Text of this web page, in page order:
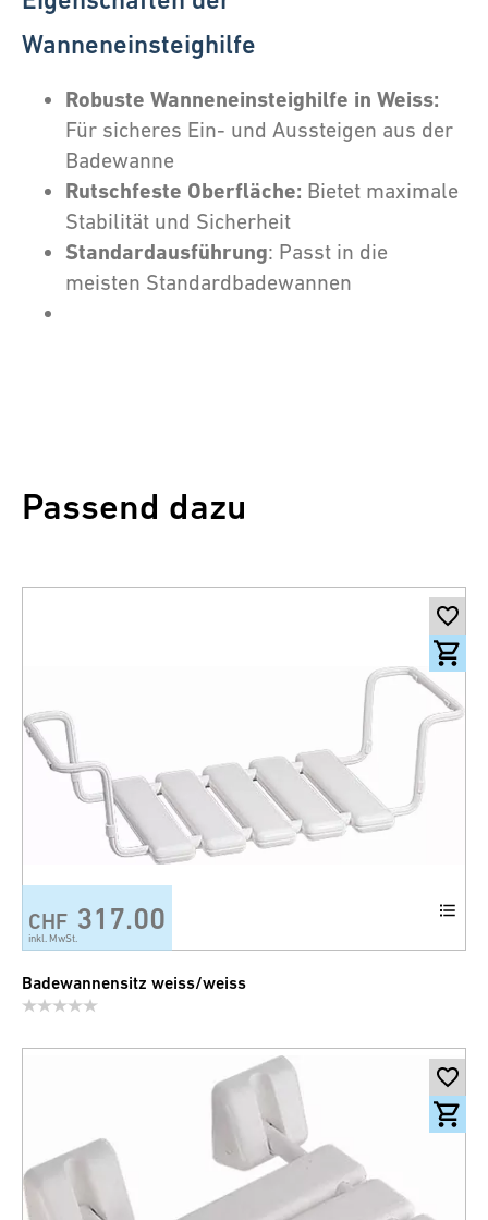
Wanneneinsteighilfe
Robuste Wanneneinsteighilfe in Weiss:
Für sicheres Ein- und Aussteigen aus der
Badewanne
Rutschfeste Oberfläche: Bietet maximale
Stabilität und Sicherheit
Standardausführung: Passt in die
meisten Standardbadewannen
Passend dazu
CHF 317.00
inkl. MwSt.
Badewannensitz weiss/weiss